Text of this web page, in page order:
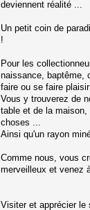
deviennent réalité ...
Un petit coin de
!
Pour les
naissance, baptême,
faire ou se faire
Vous y trouverez de
table et de la
choses ...
Ainsi qu'un rayon
Comme nous, vous
merveilleux et venez
Visiter et apprécier le